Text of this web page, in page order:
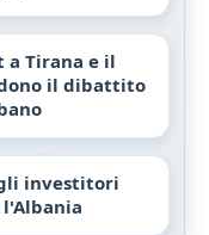
a Tirana e il
il dibattito
investitori